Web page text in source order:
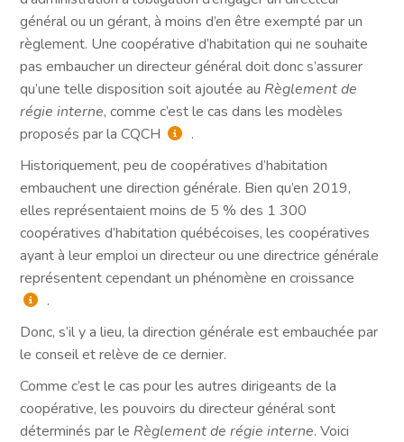
général ou un gérant, à moins d’en être exempté par un
règlement. Une coopérative d’habitation qui ne souhaite
pas embaucher un directeur général doit donc s’assurer
qu’une telle disposition soit ajoutée au Règlement de
régie interne, comme c’est le cas dans les modèles
proposés par la CQCH
.
Historiquement, peu de coopératives d’habitation
embauchent une direction générale. Bien qu’en 2019,
elles représentaient moins de 5 % des 1 300
coopératives d’habitation québécoises, les coopératives
ayant à leur emploi un directeur ou une directrice générale
représentent cependant un phénomène en croissance
.
Donc, s’il y a lieu, la direction générale est embauchée par
le conseil et relève de ce dernier.
Comme c’est le cas pour les autres dirigeants de la
coopérative, les pouvoirs du directeur général sont
déterminés par le Règlement de régie interne. Voici